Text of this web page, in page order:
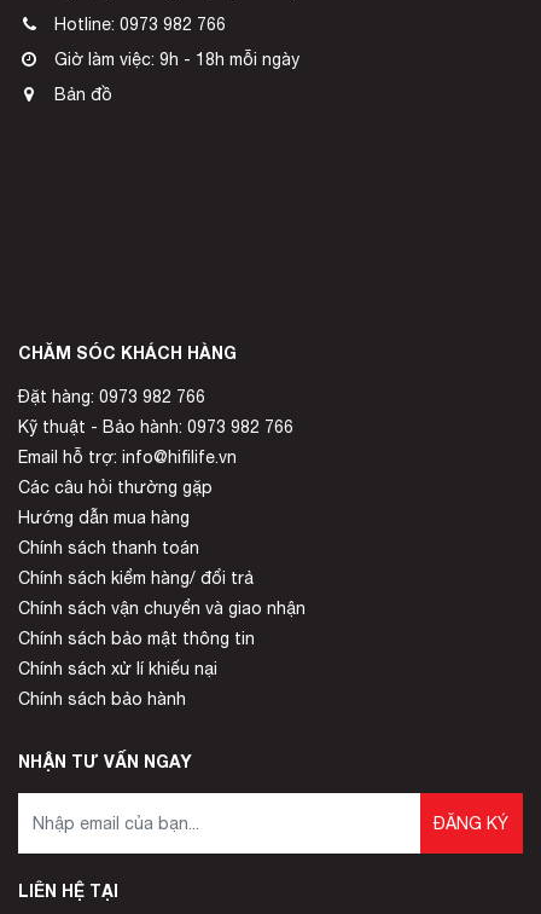
Hotline: 0973 982 766
Giờ làm việc: 9h - 18h mỗi ngày
Bản đồ
CHĂM SÓC KHÁCH HÀNG
Đặt hàng: 0973 982 766
Kỹ thuật - Bảo hành: 0973 982 766
Email hỗ trợ: info@hifilife.vn
Các câu hỏi thường gặp
Hướng dẫn mua hàng
Chính sách thanh toán
Chính sách kiểm hàng/ đổi trả
Chính sách vận chuyển và giao nhận
Chính sách bảo mật thông tin
Chính sách xử lí khiếu nại
Chính sách bảo hành
NHẬN TƯ VẤN NGAY
ĐĂNG KÝ
LIÊN HỆ TẠI